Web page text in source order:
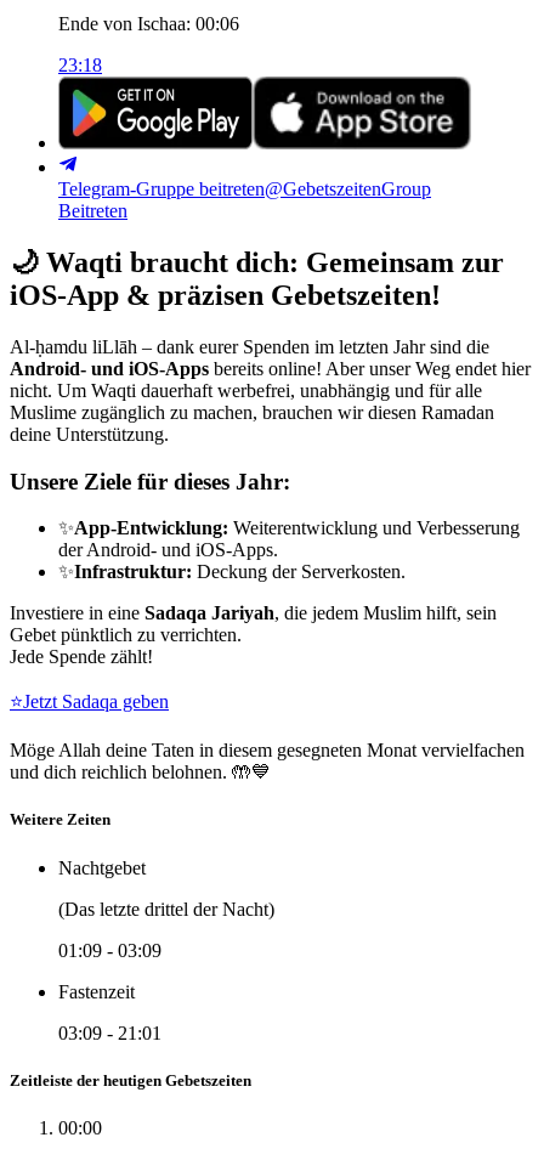
Ende von Ischaa: 00:06
23:18
Telegram-Gruppe beitreten@GebetszeitenGroup
Beitreten
🌙 Waqti braucht dich: Gemeinsam zur
iOS-App & präzisen Gebetszeiten!
Al-ḥamdu liLlāh – dank eurer Spenden im letzten Jahr sind die
Android- und iOS-Apps bereits online! Aber unser Weg endet hier
nicht. Um Waqti dauerhaft werbefrei, unabhängig und für alle
Muslime zugänglich zu machen, brauchen wir diesen Ramadan
deine Unterstützung.
Unsere Ziele für dieses Jahr:
✨App-Entwicklung: Weiterentwicklung und Verbesserung
der Android- und iOS-Apps.
✨Infrastruktur: Deckung der Serverkosten.
Investiere in eine Sadaqa Jariyah, die jedem Muslim hilft, sein
Gebet pünktlich zu verrichten.
Jede Spende zählt!
⭐Jetzt Sadaqa geben
Möge Allah deine Taten in diesem gesegneten Monat vervielfachen
und dich reichlich belohnen. 🤲💙
Weitere Zeiten
Nachtgebet
(Das letzte drittel der Nacht)
01:09 - 03:09
Fastenzeit
03:09 - 21:01
Zeitleiste der heutigen Gebetszeiten
00:00